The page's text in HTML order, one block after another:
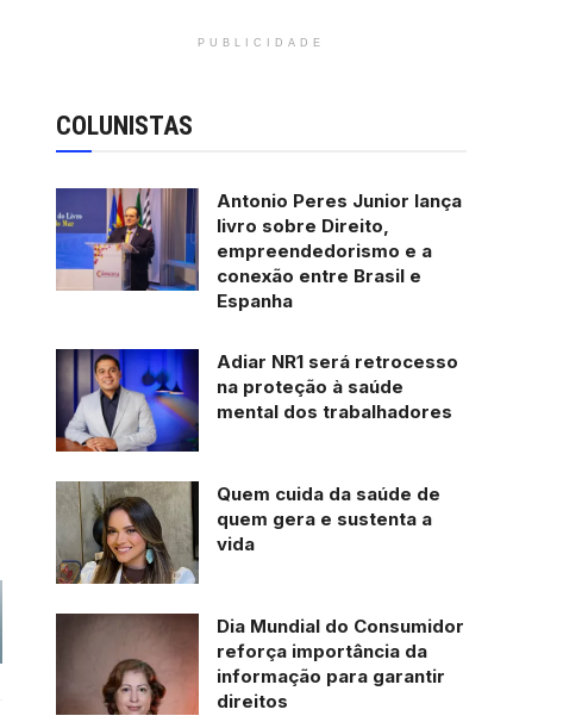
PUBLICIDADE
COLUNISTAS
Antonio Peres Junior lança
livro sobre Direito,
empreendedorismo e a
conexão entre Brasil e
Espanha
Adiar NR1 será retrocesso
na proteção à saúde
mental dos trabalhadores
Quem cuida da saúde de
quem gera e sustenta a
vida
Dia Mundial do Consumidor
reforça importância da
informação para garantir
direitos